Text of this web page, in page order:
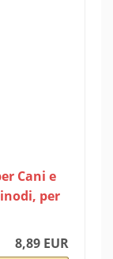
Cani e
per
8,89 EUR